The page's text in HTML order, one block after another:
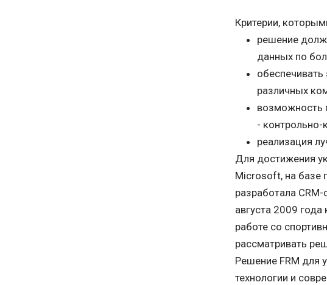
Критерии,
решение
данных по
различных
возможность
- контрольно-
реализация
Для достижения
Microsoft, на базе
разработала
августа 2009
работе со
рассматривать
Решение FRM для
технологии и